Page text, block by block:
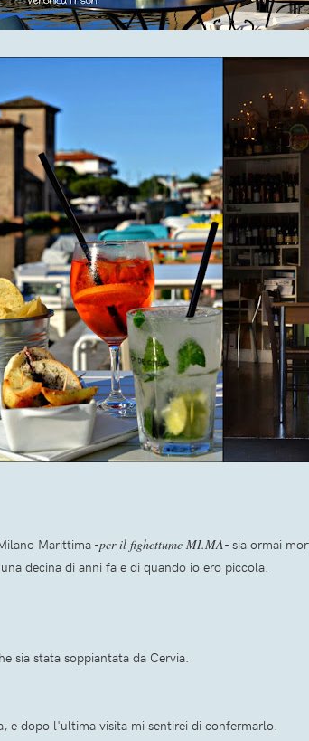
Marittima -per il fighettume MI.MA- sia ormai
decina di anni fa e di quando io ero piccola.
sia stata soppiantata da Cervia.
e dopo l'ultima visita mi sentirei di confermarlo.